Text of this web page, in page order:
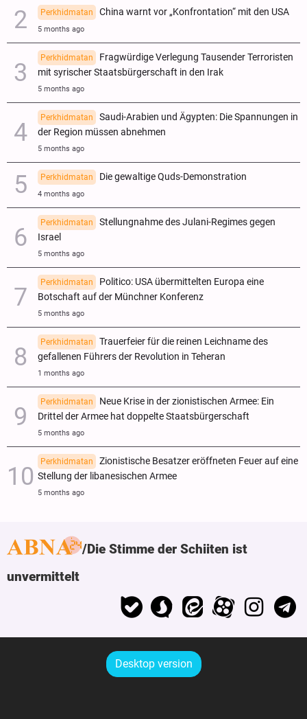
Perkhidmatan China warnt vor „Konfrontation“ mit den USA
5 months ago
Perkhidmatan
Fragwürdige Verlegung Tausender Terroristen
mit syrischer Staatsbürgerschaft in den Irak
5 months ago
Perkhidmatan
Saudi-Arabien und Ägypten: Die Spannungen in
der Region müssen abnehmen
5 months ago
Perkhidmatan Die gewaltige Quds-Demonstration
4 months ago
Perkhidmatan
Stellungnahme des Julani-Regimes gegen
Israel
5 months ago
Perkhidmatan
Politico: USA übermittelten Europa eine
Botschaft auf der Münchner Konferenz
5 months ago
Perkhidmatan
Trauerfeier für die reinen Leichname des
gefallenen Führers der Revolution in Teheran
1 months ago
Perkhidmatan
Neue Krise in der zionistischen Armee: Ein
Drittel der Armee hat doppelte Staatsbürgerschaft
5 months ago
Perkhidmatan
Zionistische Besatzer eröffneten Feuer auf eine
Stellung der libanesischen Armee
5 months ago
Die Stimme der Schiiten ist
unvermittelt
Desktop version